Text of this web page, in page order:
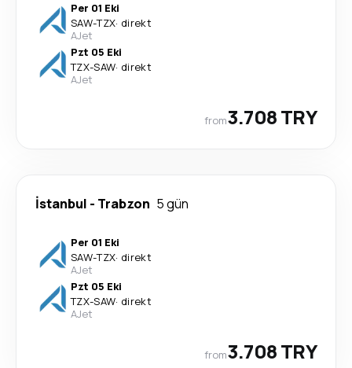
Per 01 Eki
SAW-TZX· direkt
AJet
Pzt 05 Eki
TZX-SAW· direkt
AJet
from3.708 TRY
İstanbul - Trabzon 5 gün
Per 01 Eki
SAW-TZX· direkt
AJet
Pzt 05 Eki
TZX-SAW· direkt
AJet
from3.708 TRY